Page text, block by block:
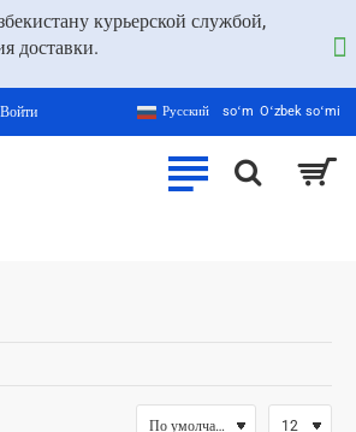
курьерской службой,
доставки.
Войти Русский soʻm Oʻzbek soʻmi